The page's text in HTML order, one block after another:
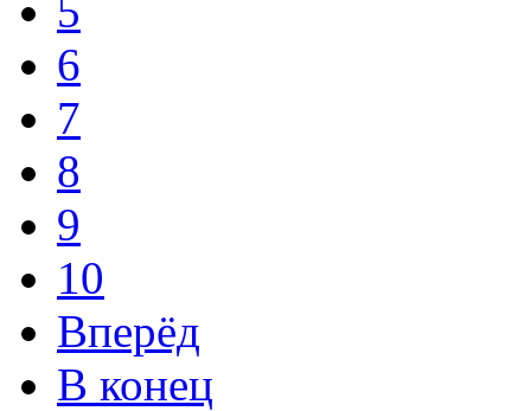
5
6
7
8
9
10
Вперёд
В конец